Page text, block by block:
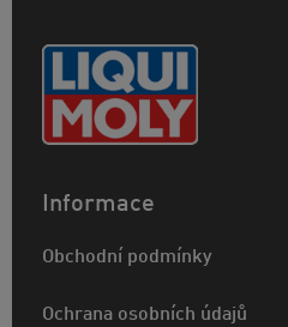
Informace
Obchodní podmínky
Ochrana osobních údajů